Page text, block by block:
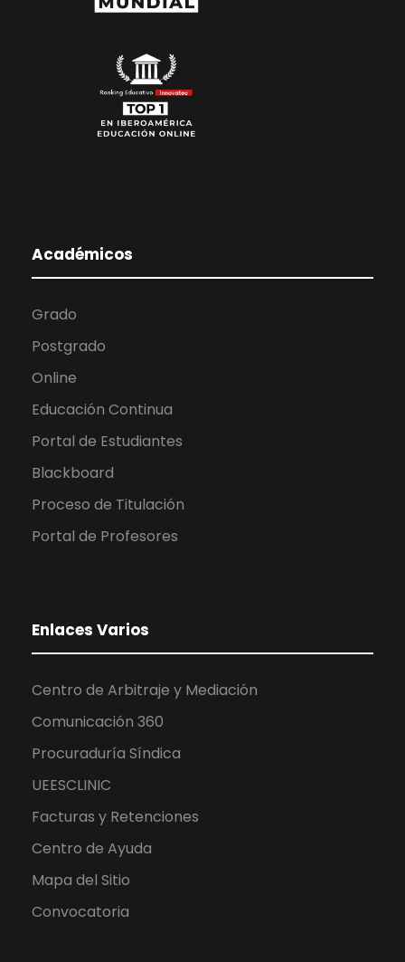
Académicos
Grado
Postgrado
Online
Educación Continua
Portal de Estudiantes
Blackboard
Proceso de Titulación
Portal de Profesores
Enlaces Varios
Centro de Arbitraje y Mediación
Comunicación 360
Procuraduría Síndica
UEESCLINIC
Facturas y Retenciones
Centro de Ayuda
Mapa del Sitio
Convocatoria